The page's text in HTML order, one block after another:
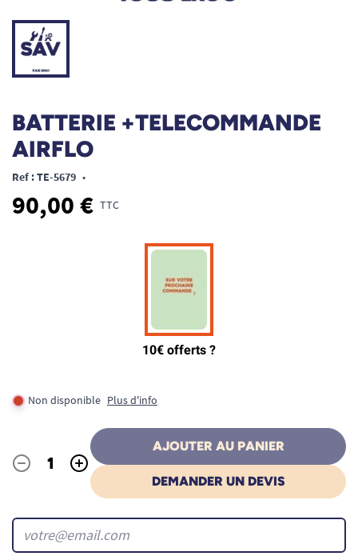
BATTERIE +TELECOMMANDE
AIRFLO
Ref : TE-5679 •
90,00 € TTC
Non disponible Plus d'info
Quantité
- +
AJOUTER AU PANIER
DEMANDER UN DEVIS